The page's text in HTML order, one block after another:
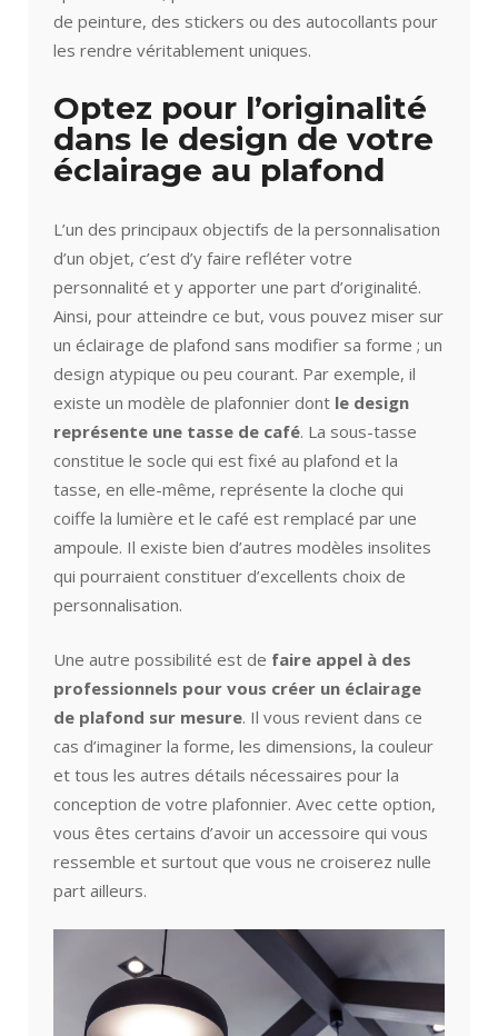
de peinture, des stickers ou des autocollants pour
les rendre véritablement uniques.
Optez pour l’originalité
dans le design de votre
éclairage au plafond
L’un des principaux objectifs de la personnalisation
d’un objet, c’est d’y faire refléter votre
personnalité et y apporter une part d’originalité.
Ainsi, pour atteindre ce but, vous pouvez miser sur
un éclairage de plafond sans modifier sa forme ; un
design atypique ou peu courant. Par exemple, il
existe un modèle de plafonnier dont le design
représente une tasse de café. La sous-tasse
constitue le socle qui est fixé au plafond et la
tasse, en elle-même, représente la cloche qui
coiffe la lumière et le café est remplacé par une
ampoule. Il existe bien d’autres modèles insolites
qui pourraient constituer d’excellents choix de
personnalisation.
Une autre possibilité est de faire appel à des
professionnels pour vous créer un éclairage
de plafond sur mesure. Il vous revient dans ce
cas d’imaginer la forme, les dimensions, la couleur
et tous les autres détails nécessaires pour la
conception de votre plafonnier. Avec cette option,
vous êtes certains d’avoir un accessoire qui vous
ressemble et surtout que vous ne croiserez nulle
part ailleurs.